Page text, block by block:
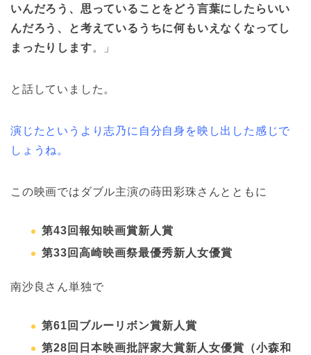
いんだろう、思っていることをどう言葉にしたらいい
んだろう、と考えているうちに何もいえなくなってし
まったりします。」
と話していました。
演じたというより志乃に自分自身を映し出した感じで
しょうね。
この映画ではダブル主演の蒔田彩珠さんとともに
第43回報知映画賞新人賞
第33回高崎映画祭最優秀新人女優賞
南沙良さん単独で
第61回ブルーリボン賞新人賞
第28回日本映画批評家大賞新人女優賞（小森和